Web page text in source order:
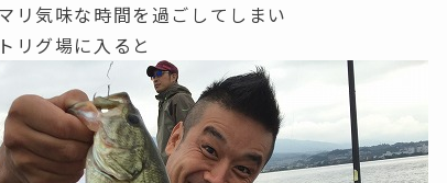
リ気味な時間を過ごしてしまい
リグ場に入ると